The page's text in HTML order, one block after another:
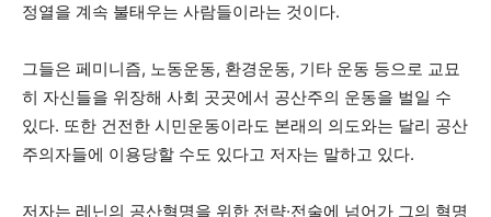
정열을 계속 불태우는 사람들이라는 것이다.
그들은 페미니즘, 노동운동, 환경운동, 기타 운동 등으로 교묘
히 자신들을 위장해 사회 곳곳에서 공산주의 운동을 벌일 수
있다. 또한 건전한 시민운동이라도 본래의 의도와는 달리 공산
주의자들에 이용당할 수도 있다고 저자는 말하고 있다.
저자는 레닌의 공산혁명을 위한 전략·전술에 넘어가 그의 혁명